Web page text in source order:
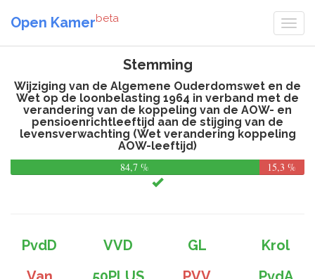
Open Kamerbeta
Stemming
Wijziging van de Algemene Ouderdomswet en de
Wet op de loonbelasting 1964 in verband met de
verandering van de koppeling van de AOW- en
pensioenrichtleeftijd aan de stijging van de
levensverwachting (Wet verandering koppeling
AOW-leeftijd)
84,7 %
15,3 %
PvdD VVD GL
Krol